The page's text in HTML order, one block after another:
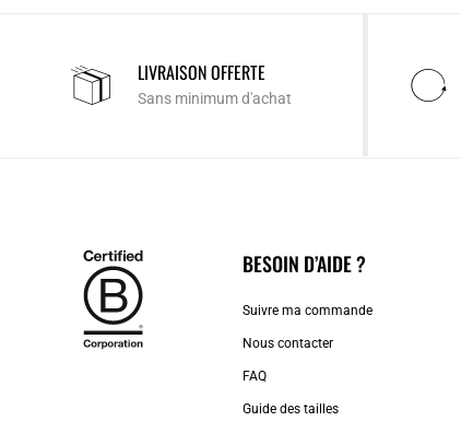
LIVRAISON OFFERTE
Sans minimum d'achat
BESOIN D’AIDE ?
Suivre ma commande
Nous contacter
FAQ
Guide des tailles